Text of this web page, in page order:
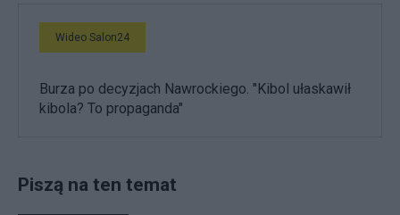
Wideo Salon24
Burza po decyzjach Nawrockiego. "Kibol ułaskawił
kibola? To propaganda"
Piszą na ten temat